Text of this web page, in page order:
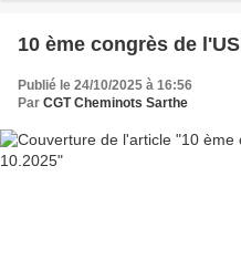
10 ème congrès de
Publié le 24/10/2025 à 16:56
Par CGT Cheminots Sarthe